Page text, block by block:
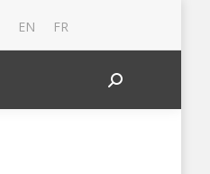
EN FR
Search: